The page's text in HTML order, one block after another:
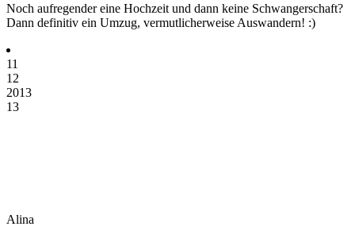
Noch aufregender eine Hochzeit und dann keine Schwangerschaft?
Dann definitiv ein Umzug, vermutlicherweise Auswandern! :)
11
12
2013
13
Alina